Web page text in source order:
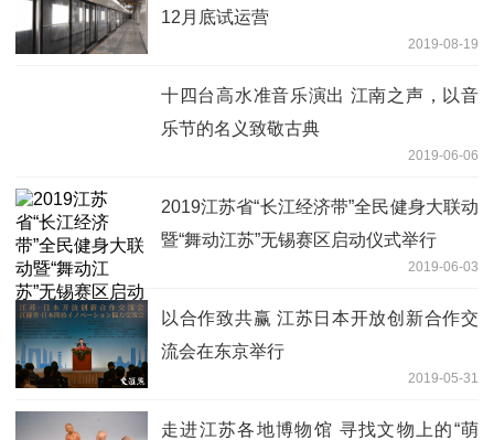
12月底试运营
2019-08-19
十四台高水准音乐演出 江南之声，以音
乐节的名义致敬古典
2019-06-06
2019江苏省“长江经济带”全民健身大联动
暨“舞动江苏”无锡赛区启动仪式举行
2019-06-03
以合作致共赢 江苏日本开放创新合作交
流会在东京举行
2019-05-31
走进江苏各地博物馆 寻找文物上的“萌